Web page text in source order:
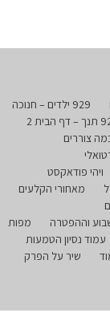
929 ילדים – חנוכה
הבית 2
צוררים
ויהי פודאקסט
מאחורי הקלעים
וההפטרה
מפות
עמוד נסיון הטמעות
שיר על הפרק